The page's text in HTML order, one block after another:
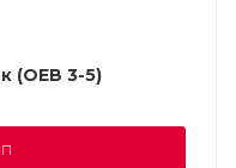
(OEB 3-5)